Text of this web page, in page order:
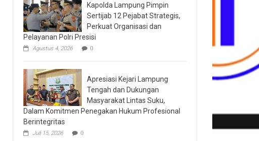
Kapolda Lampung Pimpin
Sertijab 12 Pejabat Strategis,
Perkuat Organisasi dan
Pelayanan Polri Presisi
Agustus 4, 2026 0
Apresiasi Kejari Lampung
Tengah dan Dukungan
Masyarakat Lintas Suku,
Dalam Komitmen Penegakan Hukum Profesional
Berintegritas
Juli 15, 2026 0